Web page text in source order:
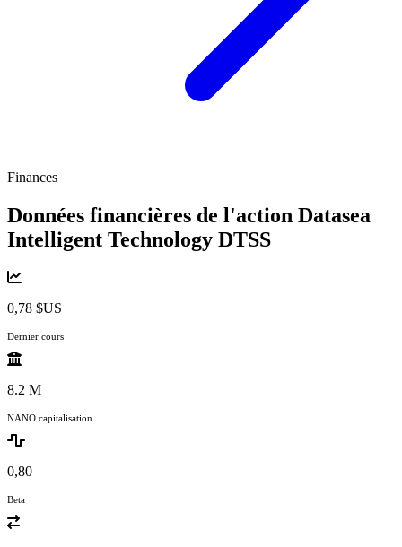
Finances
Données financières de l'action Datasea
Intelligent Technology DTSS
0,78 $US
Dernier cours
8.2 M
NANO capitalisation
0,80
Beta